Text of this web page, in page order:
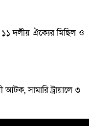
দলীয় ঐক্যের মিছিল ও
আটক, সামারি ট্রায়ালে ৩